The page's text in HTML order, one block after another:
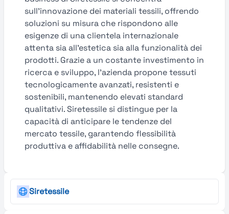
sull’innovazione dei materiali tessili, offrendo
soluzioni su misura che rispondono alle
esigenze di una clientela internazionale
attenta sia all’estetica sia alla funzionalità dei
prodotti. Grazie a un costante investimento in
ricerca e sviluppo, l’azienda propone tessuti
tecnologicamente avanzati, resistenti e
sostenibili, mantenendo elevati standard
qualitativi. Siretessile si distingue per la
capacità di anticipare le tendenze del
mercato tessile, garantendo flessibilità
produttiva e affidabilità nelle consegne.
Siretessile